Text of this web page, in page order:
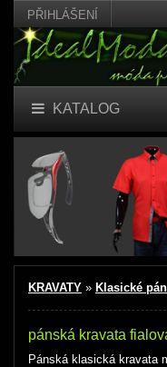
PŘIHLÁŠENÍ
KATALOG
KRAVATY » Klasické
pánská kravata
Pánská klasická kravata